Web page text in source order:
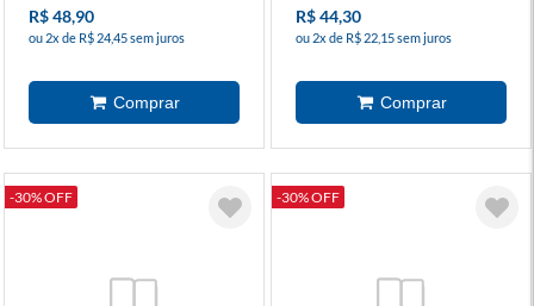
R$ 48,90
ou 2x de R$ 24,45 sem juros
R$ 44,30
ou 2x de R$ 22,15 sem juros
-30% OFF -30% OFF